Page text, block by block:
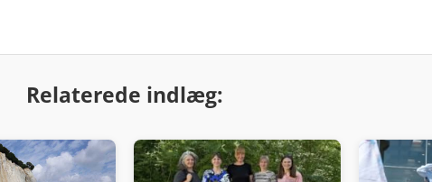
Relaterede indlæg: